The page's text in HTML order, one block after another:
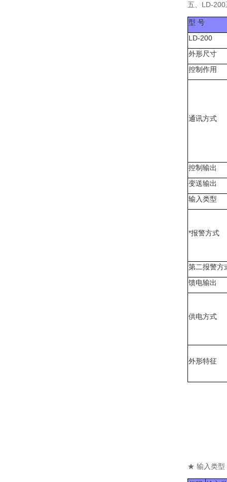
五、LD-
型 号
LD-200
外形尺寸
控制作用
通讯方式
控制输出
变送输出
输入类型
*报警方式
第二报警方
馈电输出
供电方式
外形特征
★ 输入类型